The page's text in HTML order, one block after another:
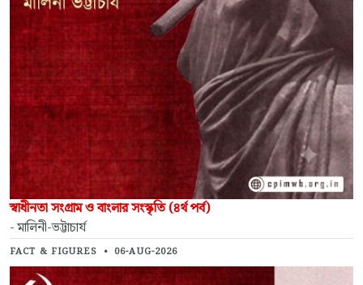
স্বাধীনতা সংগ্রাম ও বাংলার সংস্কৃতি (৪র্থ পর্ব)
- মালিনী-ভট্টাচার্য
FACT & FIGURES • 06-AUG-2026